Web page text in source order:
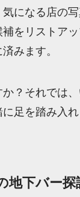
になる店の
をリストアッ
みます。
？それでは
足を踏み入れ
地下バー探